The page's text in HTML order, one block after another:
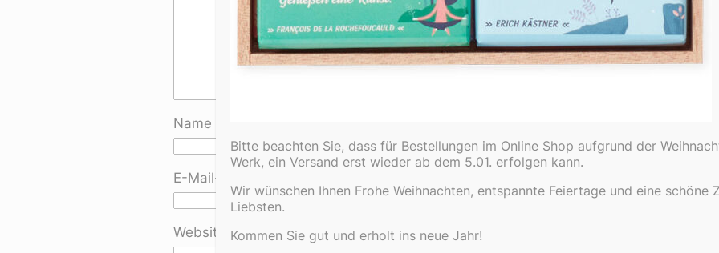
Name
E-Mail-Adresse
Website
Bitte beachten Sie, dass für Bestellungen im Online Shop aufgrund der
Werk, ein Versand erst wieder ab dem 5.01. erfolgen kann.
Wir wünschen Ihnen Frohe Weihnachten, entspannte Feiertage und eine schöne
Liebsten.
Kommen Sie gut und erholt ins neue Jahr!